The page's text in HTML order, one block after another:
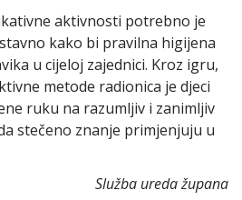
aktivnosti potrebno je
kako bi pravilna higijena
u cijeloj zajednici. Kroz igru,
metode radionica je djeci
ruku na razumljiv i zanimljiv
stečeno znanje primjenjuju u
Služba ureda župana